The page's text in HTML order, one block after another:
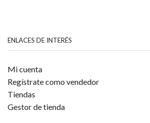
ENLACES DE INTERÉS
Mi cuenta
Regístrate como vendedor
Tiendas
Gestor de tienda